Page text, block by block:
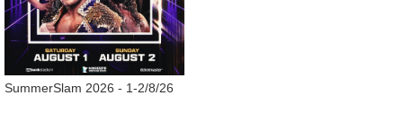
SummerSlam 2026 - 1-2/8/26